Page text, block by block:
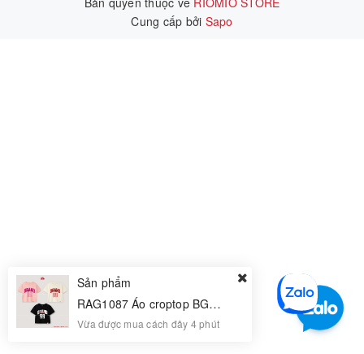
|
Cung cấp bởi Sapo
Sản phẩm
RAG1087 Áo croptop BG 8/9-12/13 R5
Vừa được mua cách đây 4 phút